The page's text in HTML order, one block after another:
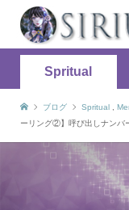
Spritual
ブログ Spritual
ーリング②】呼び出しナンバ